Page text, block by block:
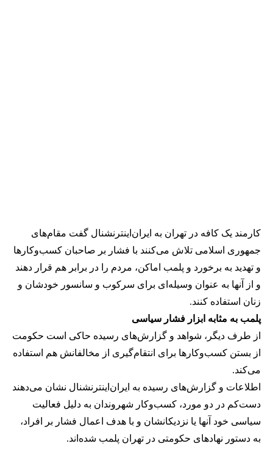
کارمند یک کافه در تهران به ایران‌اینترنشنال گفت مقام‌های
جمهوری اسلامی تلاش می‌کنند با فشار بر صاحبان کسب‌وکارها
و تهدید به برخورد و پلمب اماکن، مردم را در برابر هم قرار دهند
و از آنها به عنوان وسیله‌ای برای سرکوب و سانسور خودشان و
زنان استفاده کنند.
پلمب به مثابه ابزار فشار سیاسی
از طرف دیگر، شواهد و گزارش‌های رسیده حاکی است حکومت
از بستن کسب‌وکارها برای انتقام‌گیری از مخالفانش هم استفاده
می‌کند.
اطلاعات و گزارش‌های رسیده به ایران‌اینترنشنال نشان می‌دهند
دست‌کم در دو مورد، کسب‌وکار شهروندان به دلیل فعالیت
سیاسی خود آنها یا نزدیکانشان و با هدف اعمال فشار بر افراد،
به دستور نهادهای حکومتی در تهران پلمب شده‌اند.